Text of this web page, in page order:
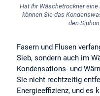
Hat Ihr Wäschetrockner
können Sie das
den
Fasern und Flusen
Sieb, sondern auch im
Kondensations- und
Sie nicht rechtzeitig
Energieeffizienz, und es